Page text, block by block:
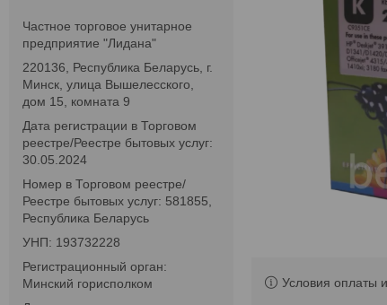
Условия оплаты
Частное торговое унитарное
предприятие "Лидана"
220136, Республика Беларусь, г.
Минск, улица Вышелесского,
дом 15, комната 9
Дата регистрации в Торговом
реестре/Реестре бытовых услуг:
30.05.2024
Номер в Торговом реестре/
Реестре бытовых услуг: 581855,
Республика Беларусь
УНП: 193732228
Регистрационный орган:
Минский горисполком